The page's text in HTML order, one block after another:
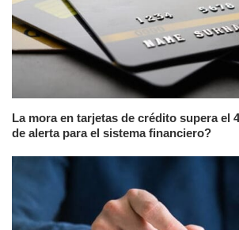
La mora en tarjetas de crédito supera el
de alerta para el sistema financiero?